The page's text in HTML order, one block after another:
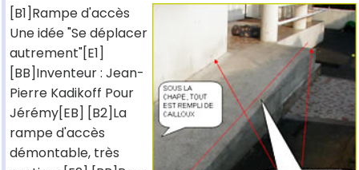
[B1]Rampe d'accès
Une idée "Se déplacer
autrement"[E1]
[BB]Inventeur : Jean-
Pierre Kadikoff Pour
Jérémy[EB] [B2]La
rampe d'accès
démontable, très